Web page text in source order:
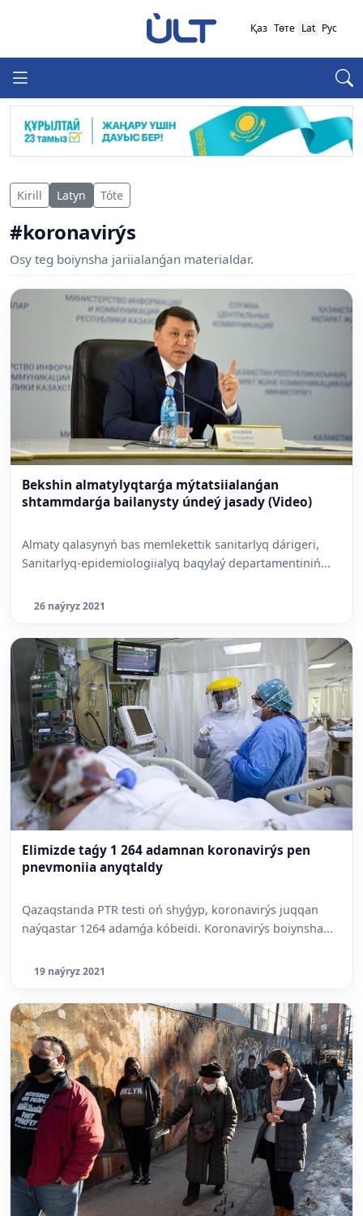
Қаз Төте Lat Рус
Kirill Latyn Tóte
#koronavirýs
Osy teg boiynsha jariialanǵan materialdar.
Bekshin almatylyqtarǵa mýtatsiialanǵan
shtammdarǵa bailanysty úndeý jasady (Video)
Almaty qalasynyń bas memlekettik sanitarlyq dárigeri,
Sanitarlyq-epidemiologiialyq baqylaý departamentiniń...
26 naýryz 2021
Elimizde taǵy 1 264 adamnan koronavirýs pen
pnevmoniia anyqtaldy
Qazaqstanda PTR testi oń shyǵyp, koronavirýs juqqan
naýqastar 1264 adamǵa kóbeidi. Koronavirýs boiynsha...
19 naýryz 2021